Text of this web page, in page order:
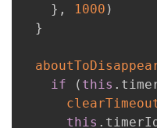
} , 1000 )
}
if
( this .
this .